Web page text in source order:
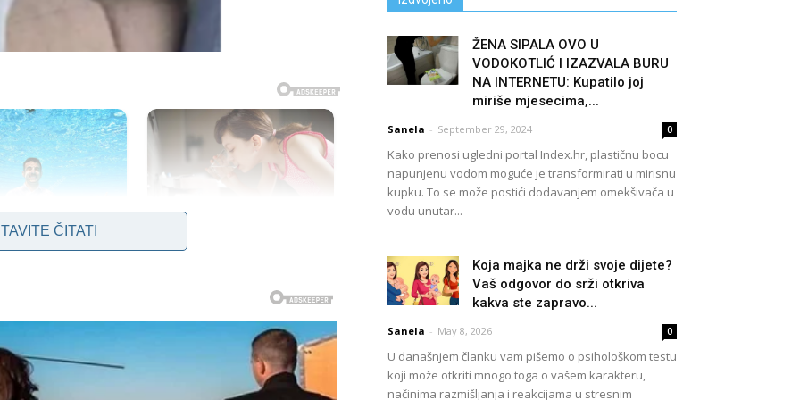
ČITATI
ŽENA SIPALA OVO U
VODOKOTLIĆ I IZAZVALA BURU
NA INTERNETU: Kupatilo joj
miriše mjesecima,...
Sanela - September 29, 2024 0
Kako prenosi ugledni portal Index.hr, plastičnu bocu
napunjenu vodom moguće je transformirati u mirisnu
kupku. To se može postići dodavanjem omekšivača u
vodu unutar...
Koja majka ne drži svoje dijete?
Vaš odgovor do srži otkriva
kakva ste zapravo...
Sanela - May 8, 2026 0
U današnjem članku vam pišemo o psihološkom testu
koji može otkriti mnogo toga o vašem karakteru,
načinima razmišljanja i reakcijama u stresnim